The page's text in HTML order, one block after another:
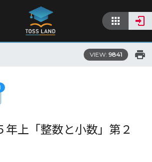
VIEW: 9841
年上「整数と小数」第２